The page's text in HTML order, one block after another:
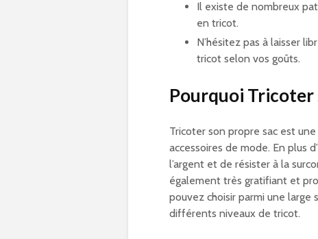
Il existe de nombreux
en tricot.
N’hésitez pas à laisser
tricot selon vos goûts.
Pourquoi Tricoter
Tricoter son propre sac est
accessoires de mode. En plus
l’argent et de résister à la
également très gratifiant et
pouvez choisir parmi une
différents niveaux de tricot.